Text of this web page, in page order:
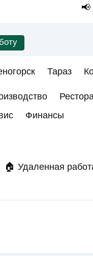
📢
Тараз
Финансы
🏠 Удаленная